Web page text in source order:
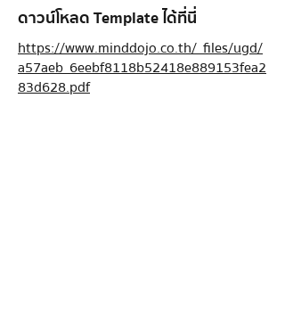
ดาวน์โหลด Template ได้ที่นี่
https://www.minddojo.co.th/_files/ugd/
a57aeb_6eebf8118b52418e889153fea2
83d628.pdf